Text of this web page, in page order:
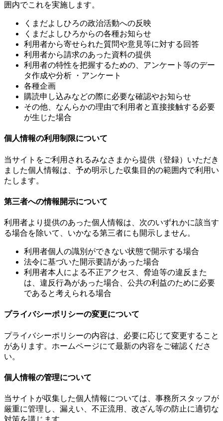
囲内でこれを実施します。
くまだよしひろの政治活動への反映
くまだよしひろからの各種お知らせ
利用者から寄せられた質問や意見等に対する回答
利用者から請求のあった資料の提供
利用者の特性を把握するための、アンケート等のデー
タ作成や分析 ・アンケート
各種企画
購読申し込みなどの際に必要な確認やお知らせ
その他、なんらかの理由で利用者と直接接触する必要
が生じた場合
個人情報の利用制限について
当サイトをご利用されるみなさまから提供（登録）いただき
ました個人情報は、予め明示した収集目的の範囲内で利用い
たします。
第三者への情報開示について
利用者より提供のあった個人情報は、次のいずれかに該当す
る場合を除いて、いかなる第三者にも開示しません。
利用者個人の識別ができない状態で開示する場合
法令に基づいた開示要請があった場合
利用者本人による不正アクセス、脅迫等の違反また
は、違反行為があった場合、公共の利益のために必要
であると考えられる場合
プライバシーポリシーの変更について
プライバシーポリシーの内容は、必要に応じて変更すること
があります。ホームページにて最新の内容をご確認くださ
い。
個人情報の管理について
当サイトが収集した個人情報については、事務所スタッフが
厳重に管理し、漏えい、不正流用、改ざん等の防止に適切な